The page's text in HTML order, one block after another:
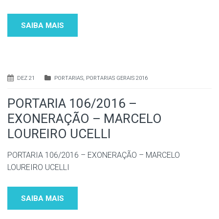
SAIBA MAIS
DEZ 21 PORTARIAS, PORTARIAS GERAIS 2016
PORTARIA 106/2016 –
EXONERAÇÃO – MARCELO
LOUREIRO UCELLI
PORTARIA 106/2016 – EXONERAÇÃO – MARCELO
LOUREIRO UCELLI
SAIBA MAIS